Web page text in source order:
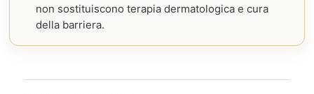
non sostituiscono terapia dermatologica e cura
della barriera.